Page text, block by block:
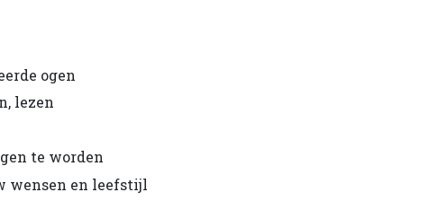
ogen
lezen
te worden
wensen en leefstijl